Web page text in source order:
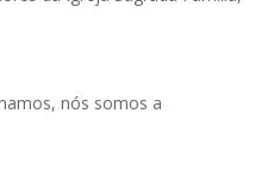
nós somos a